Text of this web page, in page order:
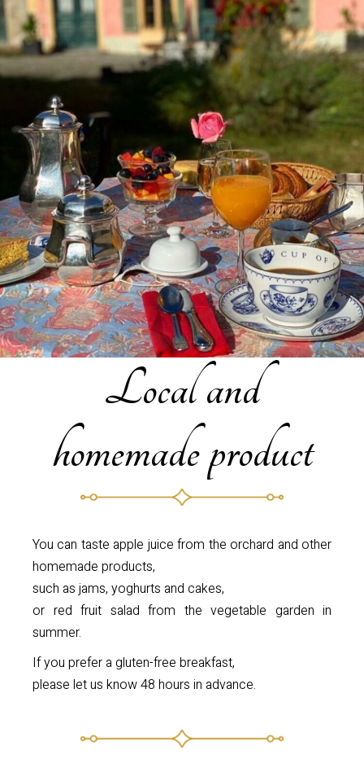
Local and
homemade product
You can taste apple juice from the orchard and other
homemade products,
such as jams, yoghurts and cakes,
or red fruit salad from the vegetable garden in
summer.
If you prefer a gluten-free breakfast,
please let us know 48 hours in advance.